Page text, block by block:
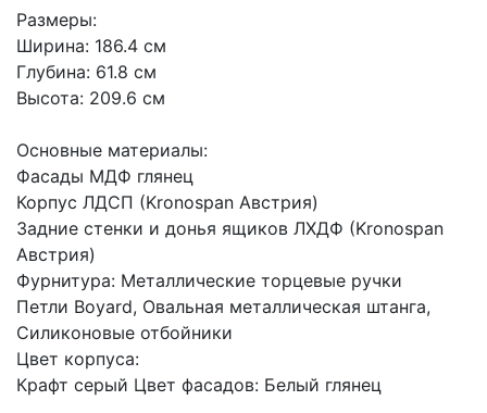
Размеры:
Ширина: 186.4 см
Глубина: 61.8 см
Высота: 209.6 см
Основные материалы:
Фасады МДФ глянец
Корпус ЛДСП (Kronospan Австрия)
Задние стенки и донья ящиков ЛХДФ (Kronospan
Австрия)
Фурнитура: Металлические торцевые ручки
Петли Boyard, Овальная металлическая штанга,
Силиконовые отбойники
Цвет корпуса:
Крафт серый Цвет фасадов: Белый глянец